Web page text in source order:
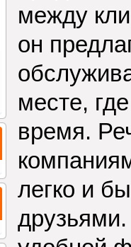
между
он
месте,
время.
легко и